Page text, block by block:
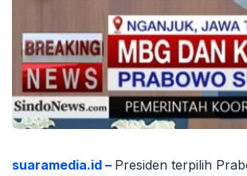
suaramedia.id – Presiden terpilih